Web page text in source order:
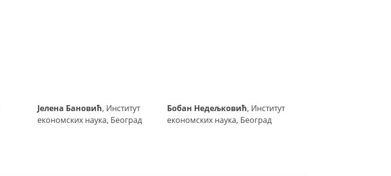
Јелена Бановић, Институт
економских наука, Београд
Бобан Недељковић, Институт
економских наука, Београд